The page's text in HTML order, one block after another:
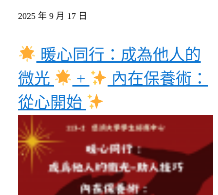
2025 年 9 月 17 日
暖心同行：成為他人的
微光
+
內在保養術：
從心開始